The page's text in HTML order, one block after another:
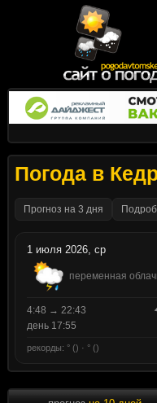
Погода в
Прогноз на 3 дня
1 июля 2026, ср
переменная
4:48 → 22:43
день 17:55
рекорды: ° () · ° ()